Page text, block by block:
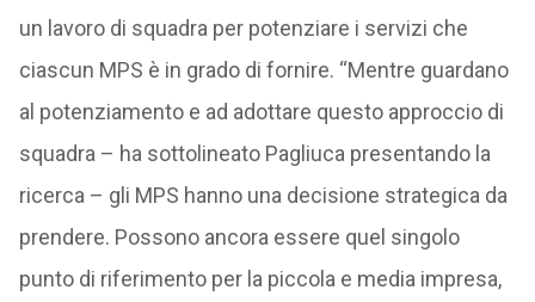
un lavoro di squadra per potenziare i servizi che
ciascun MPS è in grado di fornire. “Mentre guardano
al potenziamento e ad adottare questo approccio di
squadra – ha sottolineato Pagliuca presentando la
ricerca – gli MPS hanno una decisione strategica da
prendere. Possono ancora essere quel singolo
punto di riferimento per la piccola e media impresa,